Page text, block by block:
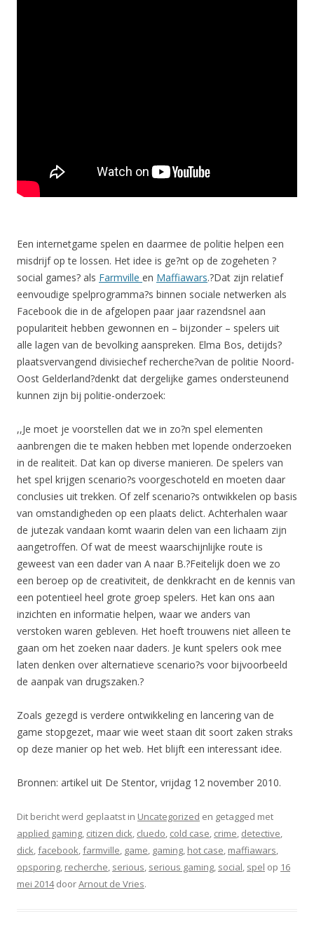
Een internetgame spelen en daarmee de politie helpen een
misdrijf op te lossen. Het idee is ge?nt op de zogeheten ?
social games? als Farmville en Maffiawars.?Dat zijn relatief
eenvoudige spelprogramma?s binnen sociale netwerken als
Facebook die in de afgelopen paar jaar razendsnel aan
populariteit hebben gewonnen en – bijzonder – spelers uit
alle lagen van de bevolking aanspreken. Elma Bos, detijds?
plaatsvervangend divisiechef recherche?van de politie Noord-
Oost Gelderland?denkt dat dergelijke games ondersteunend
kunnen zijn bij politie-onderzoek:
,,Je moet je voorstellen dat we in zo?n spel elementen
aanbrengen die te maken hebben met lopende onderzoeken
in de realiteit. Dat kan op diverse manieren. De spelers van
het spel krijgen scenario?s voorgeschoteld en moeten daar
conclusies uit trekken. Of zelf scenario?s ontwikkelen op basis
van omstandigheden op een plaats delict. Achterhalen waar
de jutezak vandaan komt waarin delen van een lichaam zijn
aangetroffen. Of wat de meest waarschijnlijke route is
geweest van een dader van A naar B.?Feitelijk doen we zo
een beroep op de creativiteit, de denkkracht en de kennis van
een potentieel heel grote groep spelers. Het kan ons aan
inzichten en informatie helpen, waar we anders van
verstoken waren gebleven. Het hoeft trouwens niet alleen te
gaan om het zoeken naar daders. Je kunt spelers ook mee
laten denken over alternatieve scenario?s voor bijvoorbeeld
de aanpak van drugszaken.?
Zoals gezegd is verdere ontwikkeling en lancering van de
game stopgezet, maar wie weet staan dit soort zaken straks
op deze manier op het web. Het blijft een interessant idee.
Bronnen: artikel uit De Stentor, vrijdag 12 november 2010.
Dit bericht werd geplaatst in Uncategorized en getagged met
applied gaming, citizen dick, cluedo, cold case, crime, detective,
dick,facebook,farmville, game, gaming, hot case, maffiawars,
opsporing, recherche, serious, serious gaming, social, spel op 16
mei 2014doorArnout de Vries.